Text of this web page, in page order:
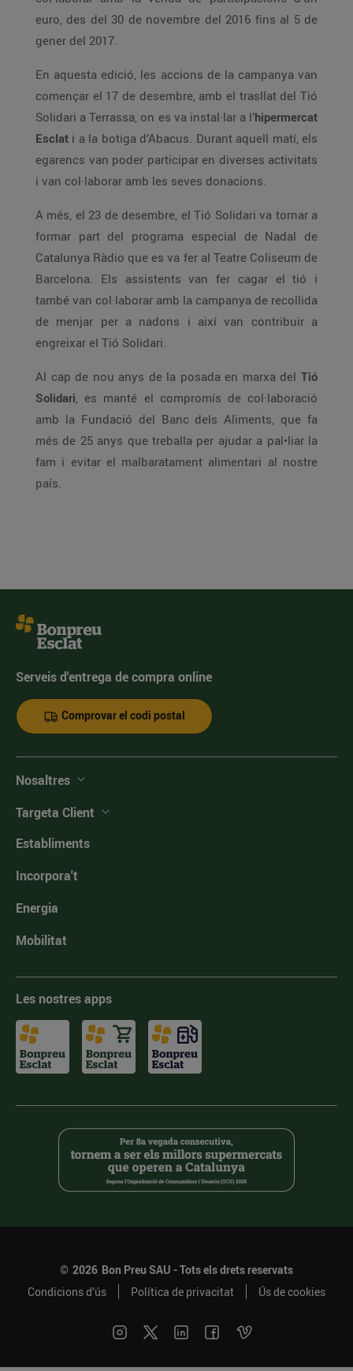
euro, des del 30 de novembre del 2016 fins al 5 de
gener del 2017.
En aquesta edició, les accions de la campanya van
començar el 17 de desembre, amb el trasllat del Tió
Solidari a Terrassa, on es va instal·lar a l’hipermercat
Esclat i a la botiga d’Abacus. Durant aquell matí, els
egarencs van poder participar en diverses activitats
i van col·laborar amb les seves donacions.
A més, el 23 de desembre, el Tió Solidari va tornar a
formar part del programa especial de Nadal de
Catalunya Ràdio que es va fer al Teatre Coliseum de
Barcelona. Els assistents van fer cagar el tió i
també van col·laborar amb la campanya de recollida
de menjar per a nadons i així van contribuir a
engreixar el Tió Solidari.
Al cap de nou anys de la posada en marxa del Tió
Solidari, es manté el compromís de col·laboració
amb la Fundació del Banc dels Aliments, que fa
més de 25 anys que treballa per ajudar a pal•liar la
fam i evitar el malbaratament alimentari al nostre
país.
Serveis d'entrega de compra online
Comprovar el codi postal
Nosaltres
Targeta Client
Establiments
Incorpora't
Energia
Mobilitat
Les nostres apps
© 2026 Bon Preu SAU - Tots els drets reservats
Condicions d’ús
Política de privacitat Ús de cookies